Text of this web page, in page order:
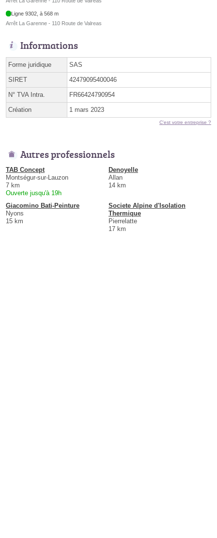
Ligne 9302, à 568 m
Arrêt La Garenne - 110 Route de Valreas
Informations
Forme juridique SAS
SIRET 42479095400046
N° TVA Intra. FR66424790954
Création 1 mars 2023
C'est votre entreprise ?
Autres professionnels
TAB Concept
Montségur-sur-Lauzon
7 km
Ouverte jusqu'à 19h
Denoyelle
Allan
14 km
Giacomino Bati-Peinture
Nyons
15 km
Societe Alpine d'Isolation
Thermique
Pierrelatte
17 km